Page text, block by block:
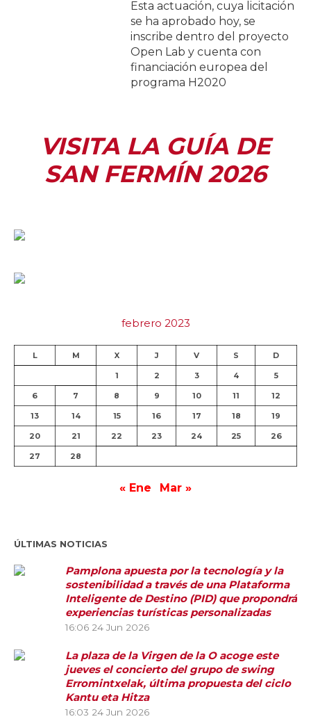
Esta actuación, cuya licitación
se ha aprobado hoy, se
inscribe dentro del proyecto
Open Lab y cuenta con
financiación europea del
programa H2020
VISITA LA GUÍA DE
SAN FERMÍN 2026
febrero 2023
L M X J V S D
1 2 3 4 5
6 7 8 9 10 11 12
13 14 15 16 17 18 19
20 21 22 23 24 25 26
27 28
« Ene Mar »
ÚLTIMAS NOTICIAS
Pamplona apuesta por la tecnología y la
sostenibilidad a través de una Plataforma
Inteligente de Destino (PID) que propondrá
experiencias turísticas personalizadas
16:06 24 Jun 2026
La plaza de la Virgen de la O acoge este
jueves el concierto del grupo de swing
Erromintxelak, última propuesta del ciclo
Kantu eta Hitza
16:03 24 Jun 2026